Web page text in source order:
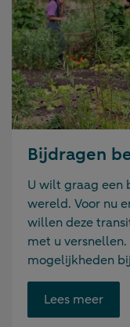
Bijdragen
U wilt graag een
wereld. Voor nu
willen deze
met u
mogelijkheden
Lees meerOpent
link